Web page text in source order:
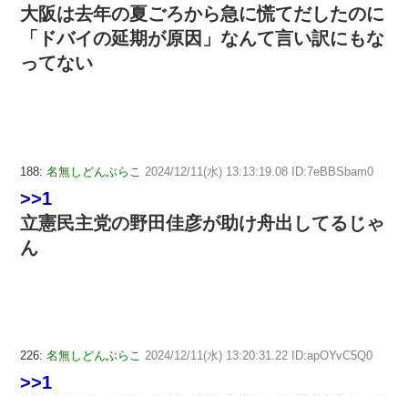
大阪は去年の夏ごろから急に慌てだしたのに
「ドバイの延期が原因」なんて言い訳にもな
ってない
188: 名無しどんぶらこ 2024/12/11(水) 13:13:19.08 ID:7eBBSbam0
>>1
立憲民主党の野田佳彦が助け舟出してるじゃ
ん
226: 名無しどんぶらこ 2024/12/11(水) 13:20:31.22 ID:apOYvC5Q0
>>1